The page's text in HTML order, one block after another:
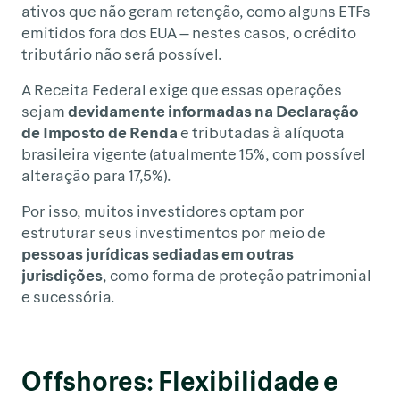
ativos que não geram retenção, como alguns ETFs
emitidos fora dos EUA — nestes casos, o crédito
tributário não será possível.
A Receita Federal exige que essas operações
sejamdevidamente informadas na Declaração
de Imposto de Rendae tributadas à alíquota
brasileira vigente (atualmente 15%, com possível
alteração para 17,5%).
Por isso, muitos investidores optam por
estruturar seus investimentos por meio de
pessoas jurídicas sediadas em outras
jurisdições, como forma de proteção patrimonial
e sucessória.
Offshores: Flexibilidade e